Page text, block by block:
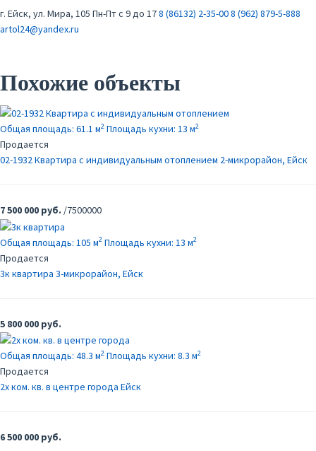
г. Ейск, ул. Мира, 105 Пн-Пт с 9 до 178 (86132) 2-35-008 (962) 879-5-888
artol24@yandex.ru
Похожие объекты
Общая площадь: 61.1 м2 Площадь кухни: 13 м2
Продается
02-1932 Квартира с индивидуальным отоплением 2-микрорайон, Ейск
7 500 000 руб. /7500000
Общая площадь: 105 м2 Площадь кухни: 13 м2
Продается
3к квартира 3-микрорайон, Ейск
5 800 000 руб.
Общая площадь: 48.3 м2 Площадь кухни: 8.3 м2
Продается
2х ком. кв. в центре города Ейск
6 500 000 руб.